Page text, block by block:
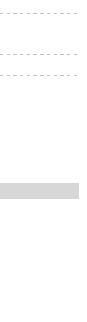
M.G. , Sijikumar
Maksyutov)
126: (2021)
(PM2.5/PM10)
China, 4: (2021)
C.,